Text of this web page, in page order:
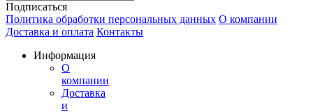
Подписаться
Политика обработки персональных данных О компании
Доставка и оплата Контакты
Информация
О
компании
Доставка
и